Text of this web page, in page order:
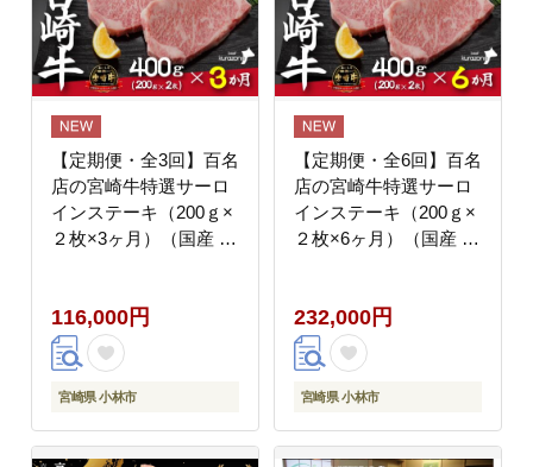
【定期便・全3回】百名
店の宮崎牛特選サーロ
インステーキ（200ｇ×
２枚×3ヶ月）（国産 牛
テーキ 焼肉）
116,000円
宮崎県 小林市
【定期便・全6回】百名
店の宮崎牛特選サーロ
インステーキ（200ｇ×
２枚×6ヶ月）（国産 牛
テーキ 焼肉）
232,000円
宮崎県 小林市